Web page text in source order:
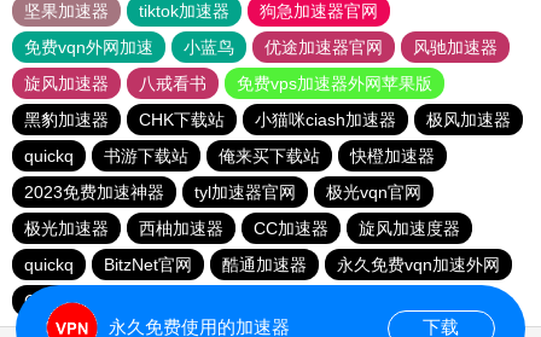
坚果加速器
tiktok加速器
狗急加速器官网
免费vqn外网加速
小蓝鸟 优途加速器官网
风驰加速器
旋风加速器
八戒看书
免费vps加速器外网苹果版
黑豹加速器
CHK下载站 小猫咪ciash加速器
极风加速器
quickq
书游下载站 俺来买下载站
快橙加速器
2023免费加速神器
tyl加速器官网
极光vqn官网
极光加速器
西柚加速器 CC加速器
旋风加速度器
quickq
BitzNet官网 酷通加速器
永久免费vqn加速外网
CHK下载站
永久免费使用的加速器 下载